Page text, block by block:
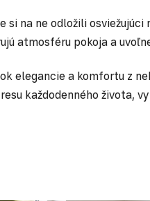
na ne odložili
atmosféru pokoja a
elegancie a komfortu z
každodenného života,